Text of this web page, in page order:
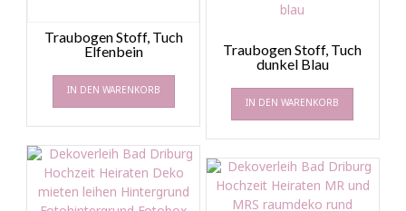
Traubogen Stoff, Tuch
Elfenbein
IN DEN WARENKORB
Traubogen Stoff, Tuch
dunkel Blau
IN DEN WARENKORB